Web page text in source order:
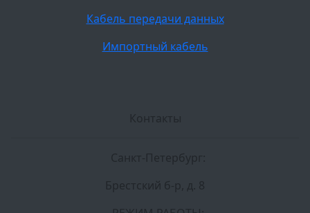
Кабель передачи данных
Импортный кабель
Контакты
Санкт-Петербург:
Брестский б-р, д. 8